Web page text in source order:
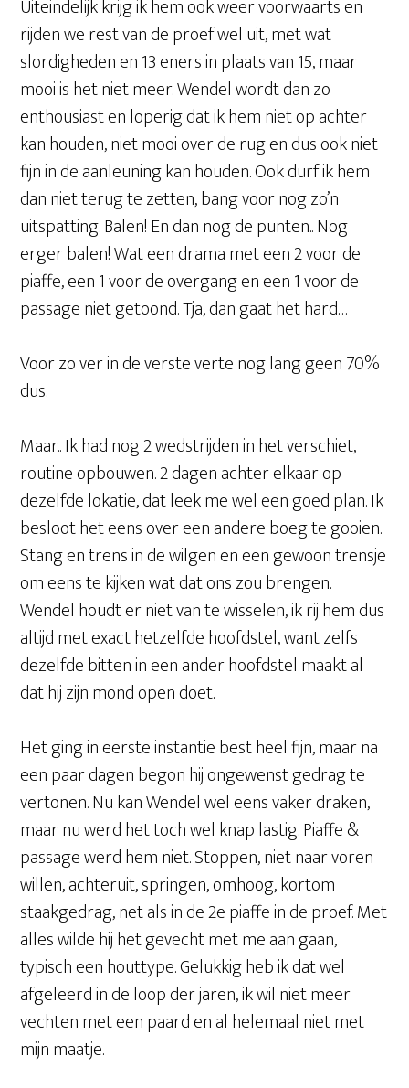
Uiteindelijk krijg ik hem ook weer voorwaarts en
rijden we rest van de proef wel uit, met wat
slordigheden en 13 eners in plaats van 15, maar
mooi is het niet meer. Wendel wordt dan zo
enthousiast en loperig dat ik hem niet op achter
kan houden, niet mooi over de rug en dus ook niet
fijn in de aanleuning kan houden. Ook durf ik hem
dan niet terug te zetten, bang voor nog zo’n
uitspatting. Balen! En dan nog de punten.. Nog
erger balen! Wat een drama met een 2 voor de
piaffe, een 1 voor de overgang en een 1 voor de
passage niet getoond. Tja, dan gaat het hard…
Voor zo ver in de verste verte nog lang geen 70%
dus.
Maar.. Ik had nog 2 wedstrijden in het verschiet,
routine opbouwen. 2 dagen achter elkaar op
dezelfde lokatie, dat leek me wel een goed plan. Ik
besloot het eens over een andere boeg te gooien.
Stang en trens in de wilgen en een gewoon trensje
om eens te kijken wat dat ons zou brengen.
Wendel houdt er niet van te wisselen, ik rij hem dus
altijd met exact hetzelfde hoofdstel, want zelfs
dezelfde bitten in een ander hoofdstel maakt al
dat hij zijn mond open doet.
Het ging in eerste instantie best heel fijn, maar na
een paar dagen begon hij ongewenst gedrag te
vertonen. Nu kan Wendel wel eens vaker draken,
maar nu werd het toch wel knap lastig. Piaffe &
passage werd hem niet. Stoppen, niet naar voren
willen, achteruit, springen, omhoog, kortom
staakgedrag, net als in de 2e piaffe in de proef. Met
alles wilde hij het gevecht met me aan gaan,
typisch een houttype. Gelukkig heb ik dat wel
afgeleerd in de loop der jaren, ik wil niet meer
vechten met een paard en al helemaal niet met
mijn maatje.